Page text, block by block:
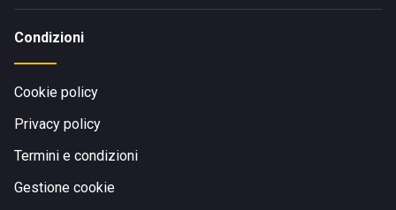
Condizioni
Cookie policy
Privacy policy
Termini e condizioni
Gestione cookie